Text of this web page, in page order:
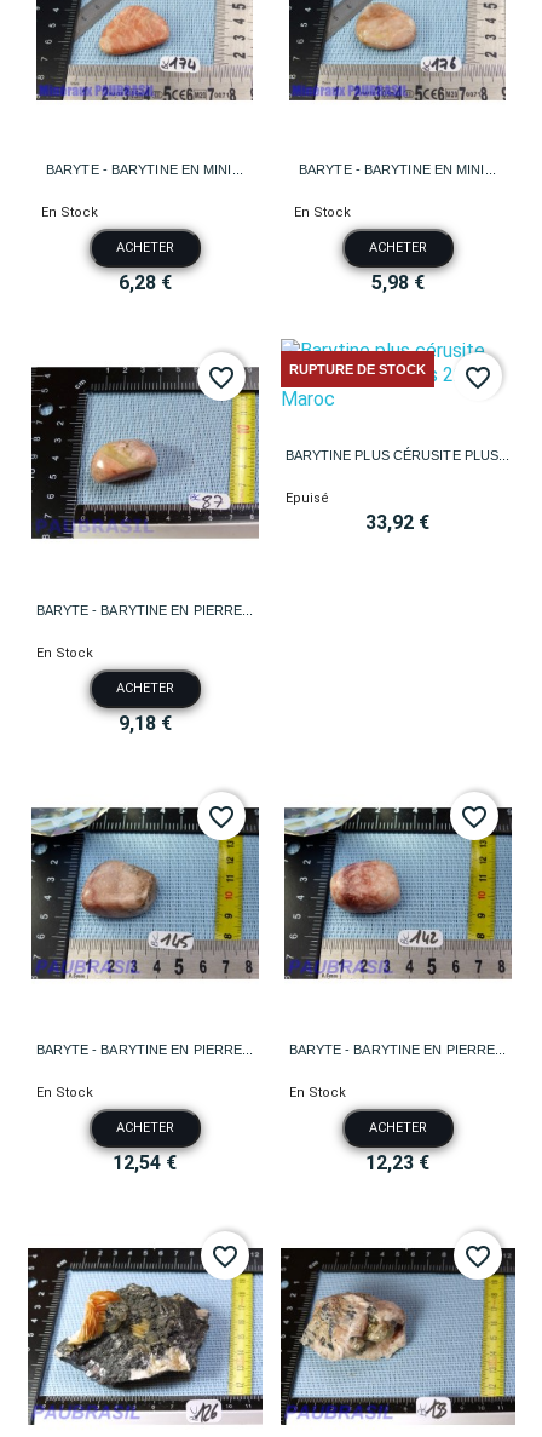
BARYTE - BARYTINE EN MINI...
En Stock
ACHETER
6,28 €
BARYTE - BARYTINE EN MINI...
En Stock
ACHETER
5,98 €
BARYTE - BARYTINE EN PIERRE...
En Stock
ACHETER
9,18 €
favorite_border
BARYTINE PLUS CÉRUSITE PLUS...
Epuisé
33,92 €
RUPTURE DE STOCK favorite_border
BARYTE - BARYTINE EN PIERRE...
En Stock
ACHETER
12,54 €
favorite_border
BARYTE - BARYTINE EN PIERRE...
En Stock
ACHETER
12,23 €
favorite_border
favorite_border favorite_border